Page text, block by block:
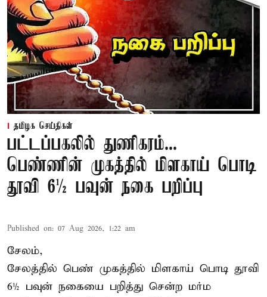
தமிழக செய்திகள்
பட்டப்பகலில் துணிகரம்...
பெண்ணின் முகத்தில் மிளகாய் பொடி
தூவி 6½ பவுன் நகை பறிப்பு
Published on: 07 Aug 2026, 1:22 am
சேலம்,
சேலத்தில் பெண் முகத்தில் மிளகாய் பொடி தூவி
6½ பவுன் நகையை பறித்து சென்ற மர்ம